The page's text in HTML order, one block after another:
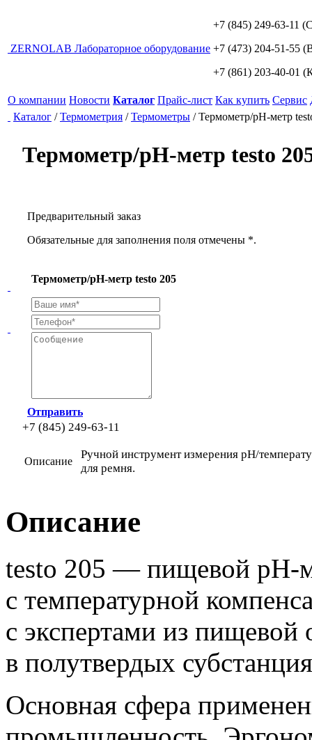
ZERNOLAB Лабораторное оборудование
+7 (845) 249-63-11
+7 (473) 204-51-55
+7 (861) 203-40-01
О компании Новости Каталог Прайс-лист Как купить Сервис
Каталог /Термометрия /Термометры /Термометр/pH-метр
Термометр/pH-метр testo
Предварительный заказ
Обязательные для заполнения поля отмечены *.
Термометр/pH-метр testo 205
Отправить
+7 (845) 249-63-11
Описание
Ручной инструмент измерения рН/
для ремня.
Описание
testo 205 — пищевой рН-
с температурной
с экспертами из пищевой
в полутвердых
Основная сфера